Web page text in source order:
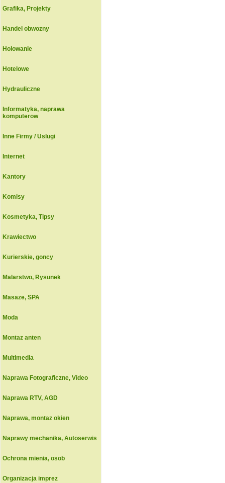
Grafika, Projekty
Handel obwozny
Holowanie
Hotelowe
Hydrauliczne
Informatyka, naprawa
komputerow
Inne Firmy / Uslugi
Internet
Kantory
Komisy
Kosmetyka, Tipsy
Krawiectwo
Kurierskie, goncy
Malarstwo, Rysunek
Masaze, SPA
Moda
Montaz anten
Multimedia
Naprawa Fotograficzne, Video
Naprawa RTV, AGD
Naprawa, montaz okien
Naprawy mechanika, Autoserwis
Ochrona mienia, osob
Organizacja imprez